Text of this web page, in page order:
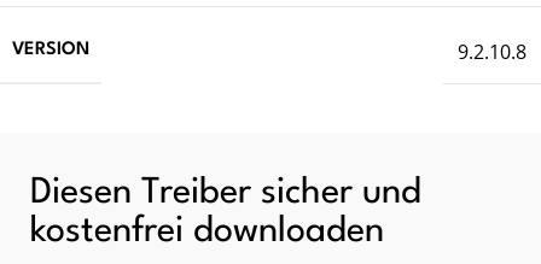
VERSION 9.2.10.8
Diesen Treiber sicher und
kostenfrei downloaden